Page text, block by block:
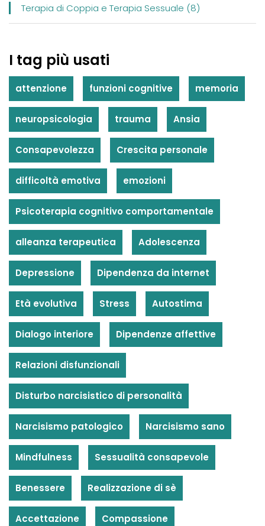
Terapia di Coppia e Terapia Sessuale (8)
I tag più usati
attenzione funzioni cognitive memoria
neuropsicologia trauma Ansia
Consapevolezza Crescita personale
difficoltà emotiva emozioni
Psicoterapia cognitivo comportamentale
alleanza terapeutica Adolescenza
Depressione Dipendenza da internet
Età evolutiva Stress Autostima
Dialogo interiore Dipendenze affettive
Relazioni disfunzionali
Disturbo narcisistico di personalità
Narcisismo patologico Narcisismo sano
Mindfulness Sessualità consapevole
Benessere Realizzazione di sè
Accettazione Compassione